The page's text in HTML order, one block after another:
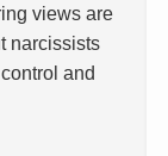
views are
narcissists
and